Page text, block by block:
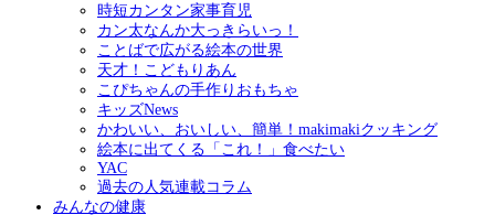
時短カンタン家事育児
カン太なんか大っきらいっ！
ことばで広がる絵本の世界
天才！こどもりあん
こぴちゃんの手作りおもちゃ
キッズNews
かわいい、おいしい、簡単！makimakiクッキング
絵本に出てくる「これ！」食べたい
YAC
過去の人気連載コラム
みんなの健康